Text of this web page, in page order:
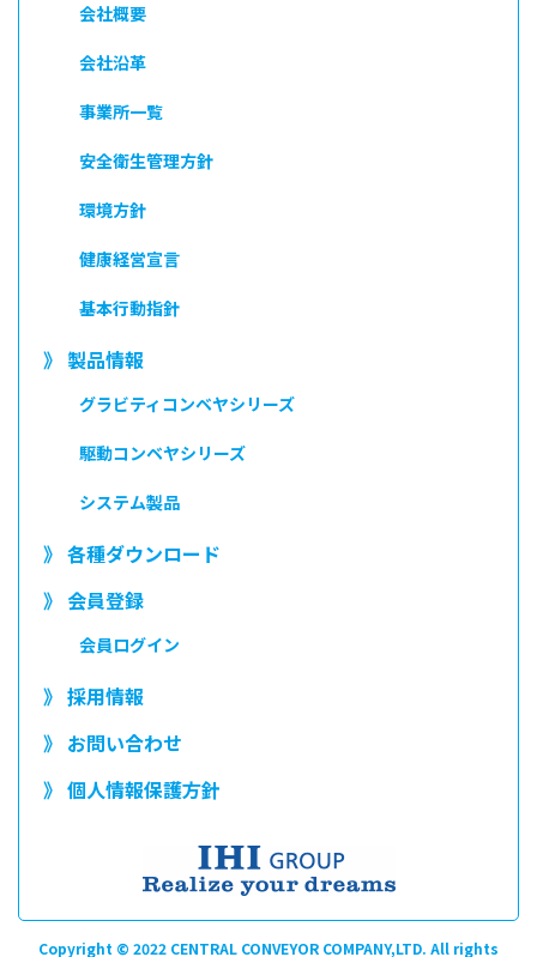
会社概要
会社沿革
事業所一覧
安全衛生管理方針
環境方針
健康経営宣言
基本行動指針
》 製品情報
グラビティコンベヤシリーズ
駆動コンベヤシリーズ
システム製品
》 各種ダウンロード
》 会員登録
会員ログイン
》 採用情報
》 お問い合わせ
》 個人情報保護方針
Copyright © 2022 CENTRAL CONVEYOR COMPANY,LTD. All rights